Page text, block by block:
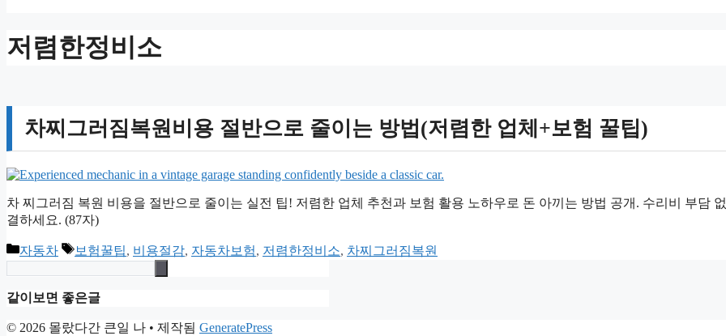
저렴한정비소
차찌그러짐복원비용 절반으로 줄이는 방법(저렴한 업체+보험 꿀팁)
차 찌그러짐 복원 비용을 절반으로 줄이는 실전 팁! 저렴한 업체 추천과 보험 활용 노하우로 돈 아끼는 방법 공개. 수리비 부담
결하세요. (87자)
카
테
리
자동차
태
그
보험꿀팁, 비용절감, 자동차보험, 저렴한정비소, 차찌그러짐복원
같이보면 좋은글
© 2026 몰랐다간 큰일 나 • 제작됨 GeneratePress